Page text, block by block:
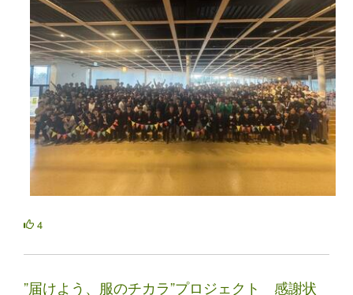
4
”届けよう、服のチカラ”プロジェクト 感謝状